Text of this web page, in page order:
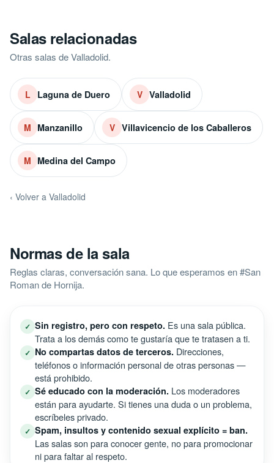
Salas relacionadas
Otras salas de Valladolid.
L Laguna de Duero V Valladolid
M Manzanillo V Villavicencio de los Caballeros
M Medina del Campo
‹ Volver a Valladolid
Normas de la sala
Reglas claras, conversación sana. Lo que esperamos en #San
Roman de Hornija.
✓ Sin registro, pero con respeto. Es una sala pública.
Trata a los demás como te gustaría que te tratasen a ti.
✓ No compartas datos de terceros. Direcciones,
teléfonos o información personal de otras personas —
está prohibido.
✓ Sé educado con la moderación. Los moderadores
están para ayudarte. Si tienes una duda o un problema,
escríbeles privado.
✓ Spam, insultos y contenido sexual explícito = ban.
Las salas son para conocer gente, no para promocionar
ni para faltar al respeto.